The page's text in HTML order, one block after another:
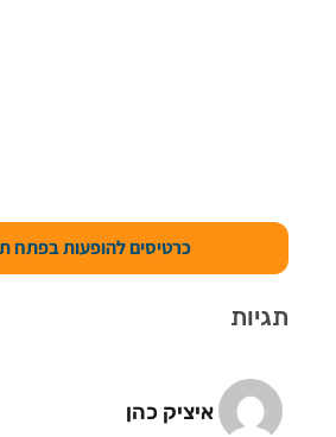
כרטיסים להופעות בפתח
תגיות
איציק כהן